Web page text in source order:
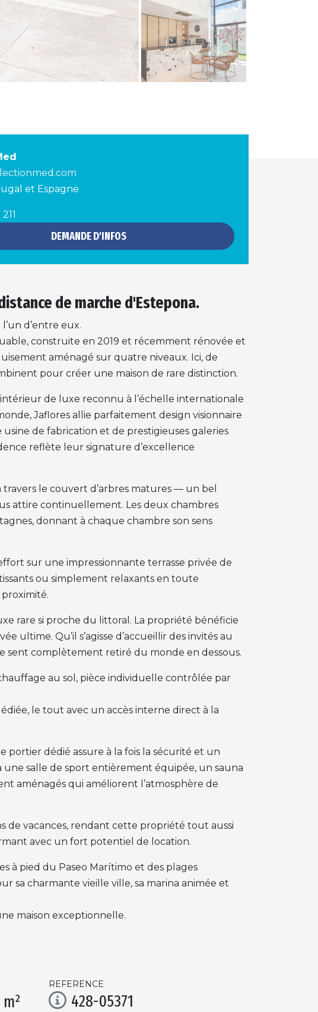
et Espagne
DEMANDE D'INFOS
de marche d'Estepona.
d’entre eux.
construite en 2019 et récemment rénovée et
aménagé sur quatre niveaux. Ici, de
pour créer une maison de rare distinction.
de luxe reconnu à l’échelle internationale
Jaflores allie parfaitement design visionnaire
de fabrication et de prestigieuses galeries
reflète leur signature d’excellence
le couvert d’arbres matures — un bel
attire continuellement. Les deux chambres
donnant à chaque chambre son sens
sur une impressionnante terrasse privée de
ou simplement relaxants en toute
rare si proche du littoral. La propriété bénéficie
ultime. Qu’il s’agisse d’accueillir des invités au
sent complètement retiré du monde en dessous.
au sol, pièce individuelle contrôlée par
le tout avec un accès interne direct à la
portier dédié assure à la fois la sécurité et un
une salle de sport entièrement équipée, un sauna
aménagés qui améliorent l’atmosphère de
de vacances, rendant cette propriété tout aussi
avec un fort potentiel de location.
à pied du Paseo Marítimo et des plages
sa charmante vieille ville, sa marina animée et
maison exceptionnelle.
REFERENCE
428-05371